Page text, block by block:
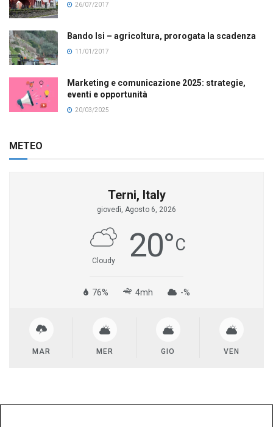
26/07/2017
Bando Isi – agricoltura, prorogata la scadenza
11/01/2017
Marketing e comunicazione 2025: strategie,
eventi e opportunità
20/03/2025
METEO
Terni, Italy
giovedì, Agosto 6, 2026
Cloudy 20°C
76% 4mh -%
MAR MER GIO VEN